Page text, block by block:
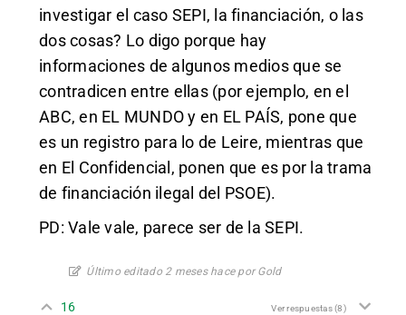
investigar el caso SEPI, la financiación, o las
dos cosas? Lo digo porque hay
informaciones de algunos medios que se
contradicen entre ellas (por ejemplo, en el
ABC, en EL MUNDO y en EL PAÍS, pone que
es un registro para lo de Leire, mientras que
en El Confidencial, ponen que es por la trama
de financiación ilegal del PSOE).
PD: Vale vale, parece ser de la SEPI.
Último editado 2 meses hace por Gold
16 Ver respuestas(8)